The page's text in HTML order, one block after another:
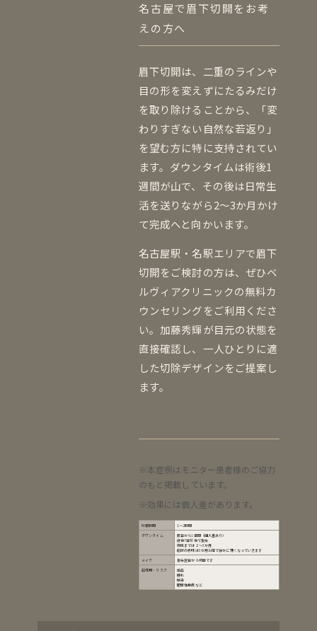
名古屋で眉下切開をお考
えの方へ
眉下切開は、二重のラインや
目の形を変えずにたるみだけ
を取り除けることから、「変
わりすぎない自然な若返り」
を望む方に特に支持されてい
ます。ダウンタイムは術後1
週間が山で、その後は日常生
活を送りながら2〜3か月かけ
て完成へと向かいます。
名古屋駅・名駅エリアで眉下
切開をご検討の方は、ぜひベ
ルヴィアクリニックの無料カ
ウンセリングをご利用くださ
い。加藤秀輝が目元の状態を
直接確認し、一人ひとりに適
した切除デザインをご提案し
ます。
※本症例はモニター患者様のご協力
のもと掲載しています。
※効果には個人差があります。
所要時間
1〜2時間
ダウンタイム
数日から1週間（個人差あり）
術後7日前後で抜糸
完成までは２～3か月
創部の赤味は3か月以降で徐々に薄くなっていきます
メイク
抜糸翌日から可能です
副作用・リスク
出血
腫れ
感染
肥厚性瘢痕など